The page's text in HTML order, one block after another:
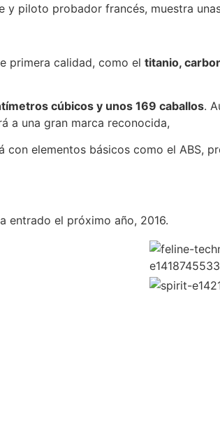
y piloto probador francés, muestra
primera calidad, como el titanio,
cúbicos y unos 169 caballos.
a una gran marca reconocida,
con elementos básicos como el ABS,
entrado el próximo año, 2016.